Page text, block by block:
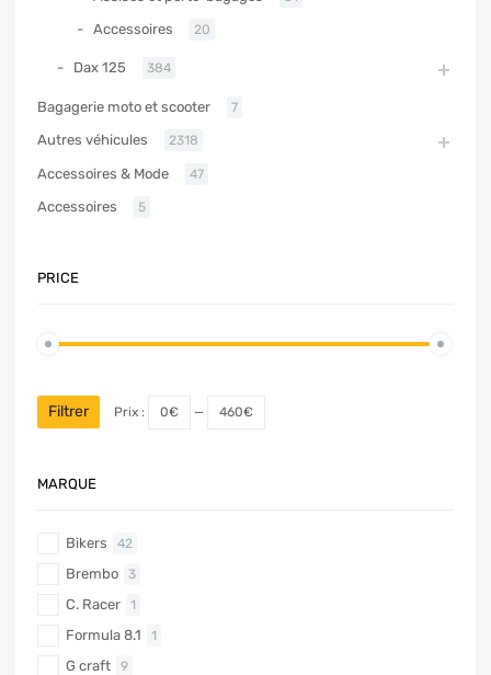
Accessoires 20
Dax 125 384
Bagagerie moto et scooter 7
Autres véhicules 2318
Accessoires & Mode 47
Accessoires 5
PRICE
Filtrer Prix : 0€ — 460€
MARQUE
Bikers 42
Brembo 3
C. Racer 1
Formula 8.1 1
G craft 9